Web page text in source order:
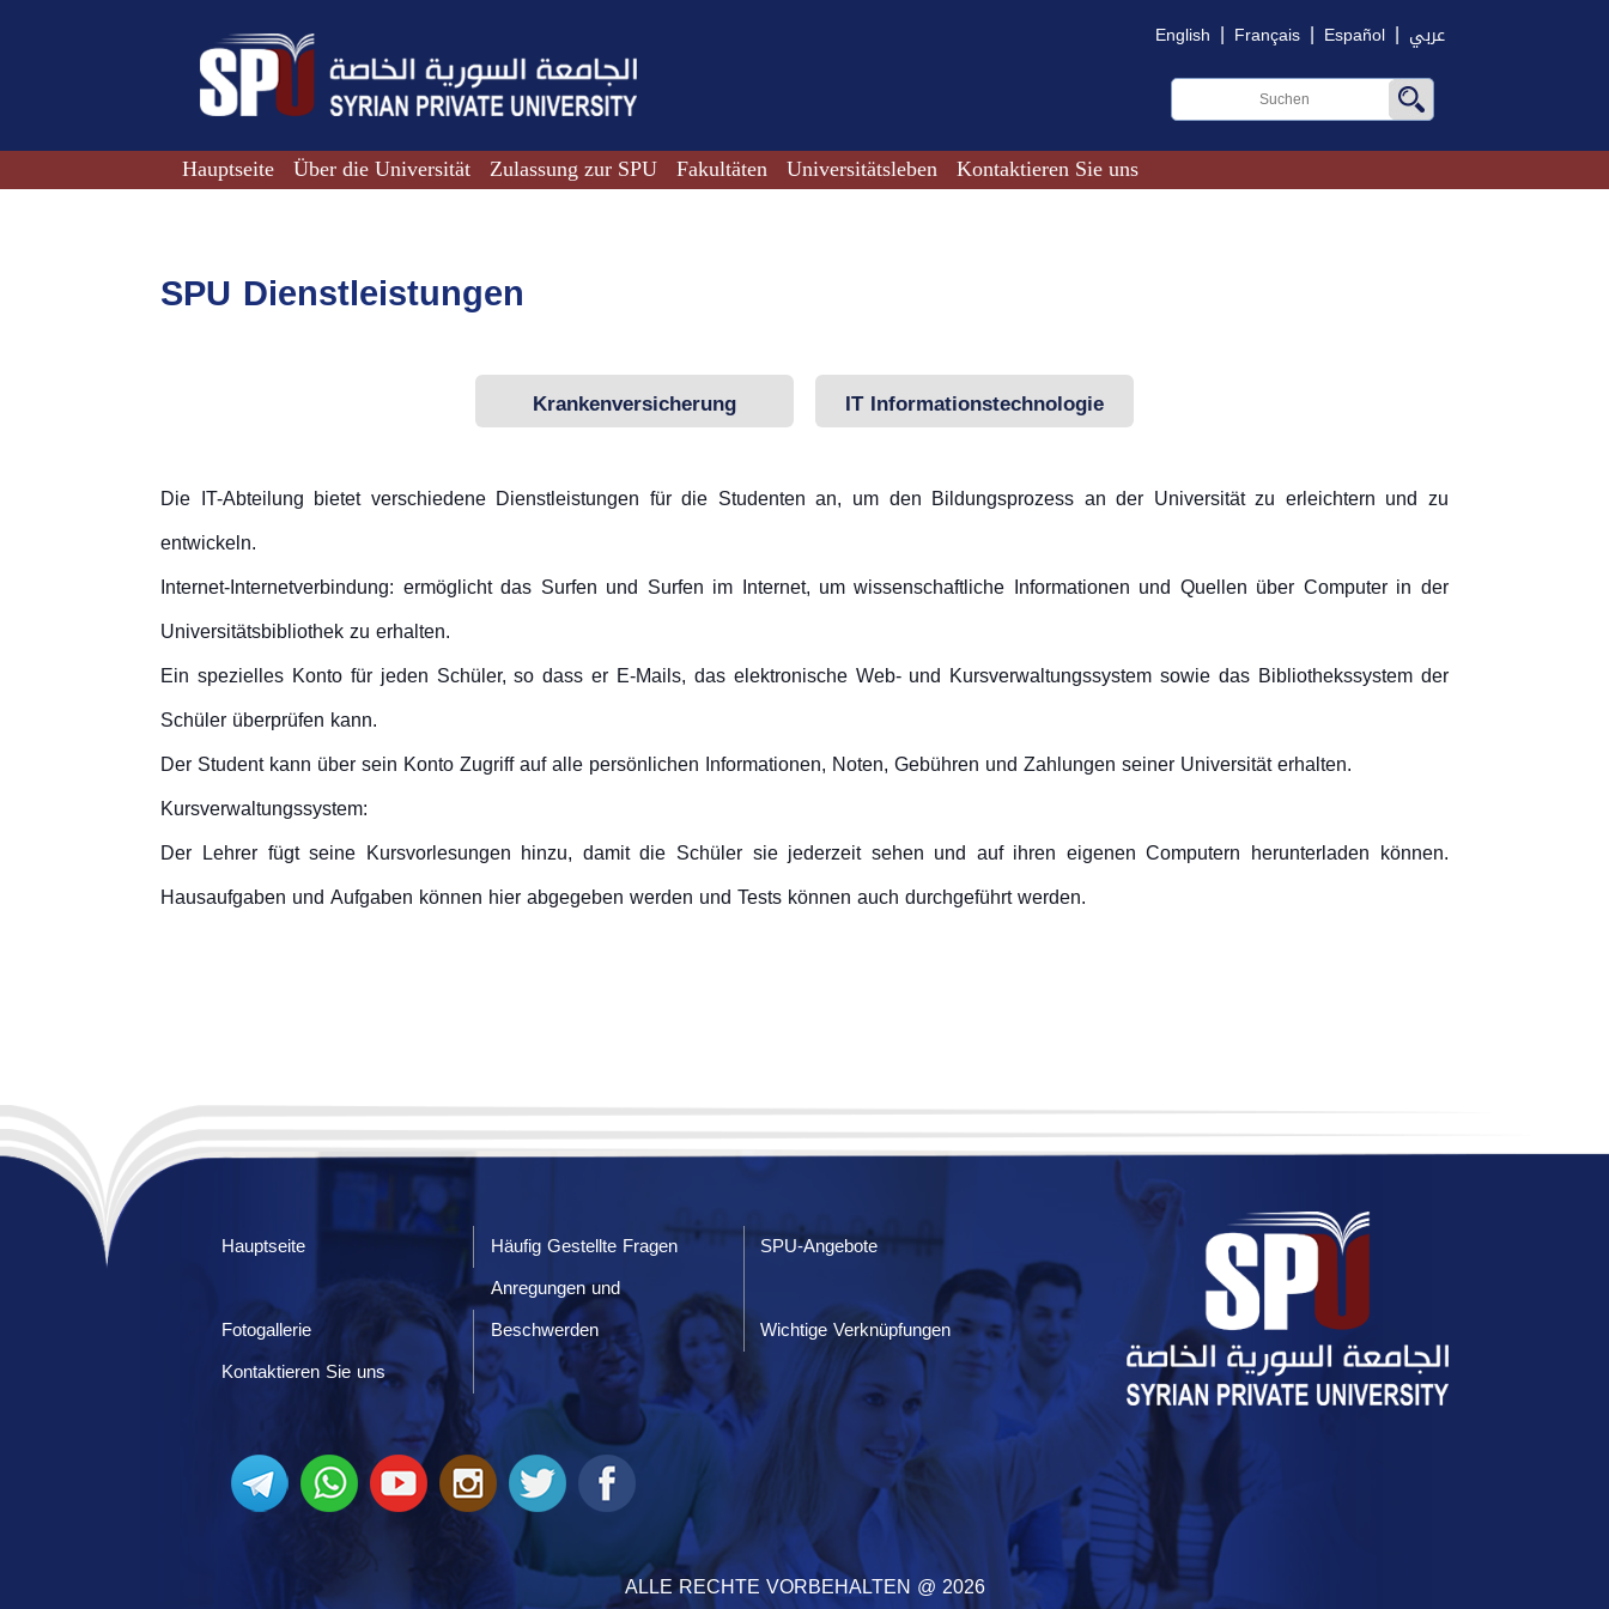
English | Français | Español | عربي
Hauptseite Über die Universität Zulassung zur SPU Fakultäten Universitätsleben Kontaktieren Sie uns
SPU Dienstleistungen
Krankenversicherung
IT Informationstechnologie
Dienstleistungen
Die IT-Abteilung bietet verschiedene Dienstleistungen für die Studenten an, um den Bildungsprozess an der Universität zu erleichtern und zu
entwickeln.
Internet-Internetverbindung: ermöglicht das Surfen und Surfen im Internet, um wissenschaftliche Informationen und Quellen über Computer in der
Universitätsbibliothek zu erhalten.
Ein spezielles Konto für jeden Schüler, so dass er E-Mails, das elektronische Web- und Kursverwaltungssystem sowie das Bibliothekssystem der
Schüler überprüfen kann.
Der Student kann über sein Konto Zugriff auf alle persönlichen Informationen, Noten, Gebühren und Zahlungen seiner Universität erhalten.
Kursverwaltungssystem:
Der Lehrer fügt seine Kursvorlesungen hinzu, damit die Schüler sie jederzeit sehen und auf ihren eigenen Computern herunterladen können.
Hausaufgaben und Aufgaben können hier abgegeben werden und Tests können auch durchgeführt werden.
Hauptseite Häufig Gestellte Fragen SPU-Angebote
Fotogallerie
Anregungen und
Beschwerden
Wichtige Verknüpfungen
Kontaktieren Sie uns
ALLE RECHTE VORBEHALTEN @ 2026